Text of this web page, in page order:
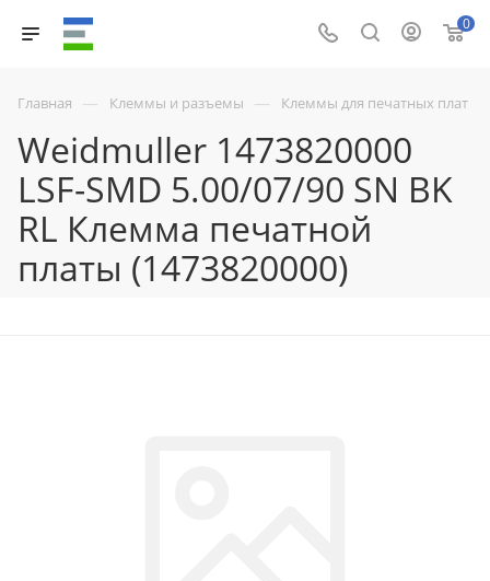
0
Главная — Клеммы и разъемы — Клеммы для печатных плат
Weidmuller 1473820000
LSF-SMD 5.00/07/90 SN BK
RL Клемма печатной
платы (1473820000)